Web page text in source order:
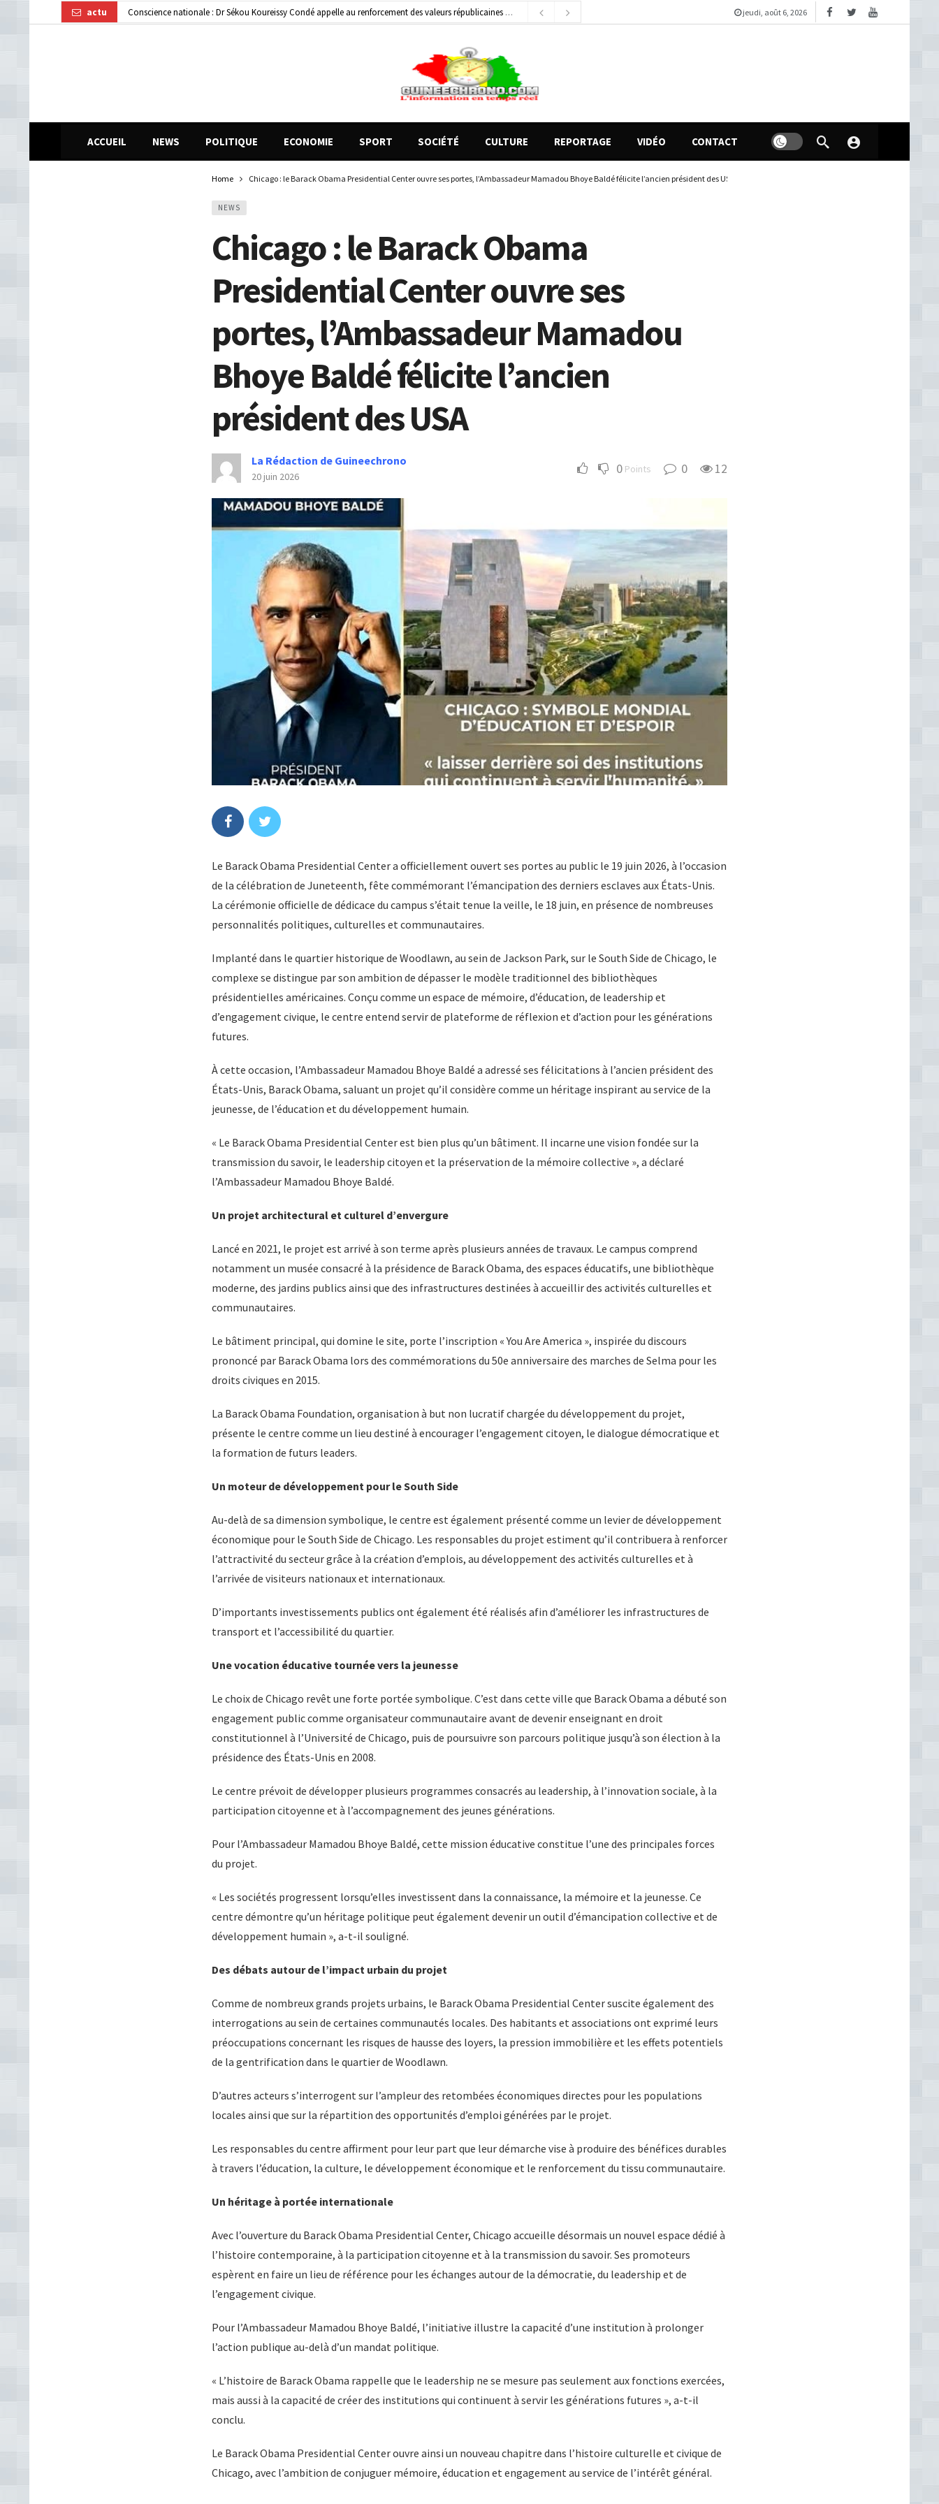
actu Gendarmerie : le colonel Bienvenu Lamah promu général de brigade
2 jours ago
jeudi, août 6, 2026
ACCUEIL NEWS POLITIQUE ECONOMIE SPORT SOCIÉTÉ CULTURE REPORTAGE VIDÉO CONTACT
Home Chicago : le Barack Obama Presidential Center ouvre ses portes, l’Ambassadeur Mamadou Bhoye Baldé félicite l’ancien président des USA
NEWS
Chicago : le Barack Obama
Presidential Center ouvre ses
portes, l’Ambassadeur Mamadou
Bhoye Baldé félicite l’ancien
président des USA
La Rédaction de Guineechrono
20 juin 2026 0 Points 0 12
Le Barack Obama Presidential Center a officiellement ouvert ses portes au public le 19 juin 2026, à l’occasion
de la célébration de Juneteenth, fête commémorant l’émancipation des derniers esclaves aux États-Unis.
La cérémonie officielle de dédicace du campus s’était tenue la veille, le 18 juin, en présence de nombreuses
personnalités politiques, culturelles et communautaires.
Implanté dans le quartier historique de Woodlawn, au sein de Jackson Park, sur le South Side de Chicago, le
complexe se distingue par son ambition de dépasser le modèle traditionnel des bibliothèques
présidentielles américaines. Conçu comme un espace de mémoire, d’éducation, de leadership et
d’engagement civique, le centre entend servir de plateforme de réflexion et d’action pour les générations
futures.
À cette occasion, l’Ambassadeur Mamadou Bhoye Baldé a adressé ses félicitations à l’ancien président des
États-Unis, Barack Obama, saluant un projet qu’il considère comme un héritage inspirant au service de la
jeunesse, de l’éducation et du développement humain.
« Le Barack Obama Presidential Center est bien plus qu’un bâtiment. Il incarne une vision fondée sur la
transmission du savoir, le leadership citoyen et la préservation de la mémoire collective », a déclaré
l’Ambassadeur Mamadou Bhoye Baldé.
Un projet architectural et culturel d’envergure
Lancé en 2021, le projet est arrivé à son terme après plusieurs années de travaux. Le campus comprend
notamment un musée consacré à la présidence de Barack Obama, des espaces éducatifs, une bibliothèque
moderne, des jardins publics ainsi que des infrastructures destinées à accueillir des activités culturelles et
communautaires.
Le bâtiment principal, qui domine le site, porte l’inscription « You Are America », inspirée du discours
prononcé par Barack Obama lors des commémorations du 50e anniversaire des marches de Selma pour les
droits civiques en 2015.
La Barack Obama Foundation, organisation à but non lucratif chargée du développement du projet,
présente le centre comme un lieu destiné à encourager l’engagement citoyen, le dialogue démocratique et
la formation de futurs leaders.
Un moteur de développement pour le South Side
Au-delà de sa dimension symbolique, le centre est également présenté comme un levier de développement
économique pour le South Side de Chicago. Les responsables du projet estiment qu’il contribuera à renforcer
l’attractivité du secteur grâce à la création d’emplois, au développement des activités culturelles et à
l’arrivée de visiteurs nationaux et internationaux.
D’importants investissements publics ont également été réalisés afin d’améliorer les infrastructures de
transport et l’accessibilité du quartier.
Une vocation éducative tournée vers la jeunesse
Le choix de Chicago revêt une forte portée symbolique. C’est dans cette ville que Barack Obama a débuté son
engagement public comme organisateur communautaire avant de devenir enseignant en droit
constitutionnel à l’Université de Chicago, puis de poursuivre son parcours politique jusqu’à son élection à la
présidence des États-Unis en 2008.
Le centre prévoit de développer plusieurs programmes consacrés au leadership, à l’innovation sociale, à la
participation citoyenne et à l’accompagnement des jeunes générations.
Pour l’Ambassadeur Mamadou Bhoye Baldé, cette mission éducative constitue l’une des principales forces
du projet.
« Les sociétés progressent lorsqu’elles investissent dans la connaissance, la mémoire et la jeunesse. Ce
centre démontre qu’un héritage politique peut également devenir un outil d’émancipation collective et de
développement humain », a-t-il souligné.
Des débats autour de l’impact urbain du projet
Comme de nombreux grands projets urbains, le Barack Obama Presidential Center suscite également des
interrogations au sein de certaines communautés locales. Des habitants et associations ont exprimé leurs
préoccupations concernant les risques de hausse des loyers, la pression immobilière et les effets potentiels
de la gentrification dans le quartier de Woodlawn.
D’autres acteurs s’interrogent sur l’ampleur des retombées économiques directes pour les populations
locales ainsi que sur la répartition des opportunités d’emploi générées par le projet.
Les responsables du centre affirment pour leur part que leur démarche vise à produire des bénéfices durables
à travers l’éducation, la culture, le développement économique et le renforcement du tissu communautaire.
Un héritage à portée internationale
Avec l’ouverture du Barack Obama Presidential Center, Chicago accueille désormais un nouvel espace dédié à
l’histoire contemporaine, à la participation citoyenne et à la transmission du savoir. Ses promoteurs
espèrent en faire un lieu de référence pour les échanges autour de la démocratie, du leadership et de
l’engagement civique.
Pour l’Ambassadeur Mamadou Bhoye Baldé, l’initiative illustre la capacité d’une institution à prolonger
l’action publique au-delà d’un mandat politique.
« L’histoire de Barack Obama rappelle que le leadership ne se mesure pas seulement aux fonctions exercées,
mais aussi à la capacité de créer des institutions qui continuent à servir les générations futures », a-t-il
conclu.
Le Barack Obama Presidential Center ouvre ainsi un nouveau chapitre dans l’histoire culturelle et civique de
Chicago, avec l’ambition de conjuguer mémoire, éducation et engagement au service de l’intérêt général.